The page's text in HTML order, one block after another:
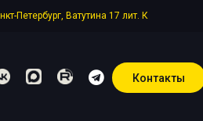
Петербург, Ватутина 17 лит. К
Контакты